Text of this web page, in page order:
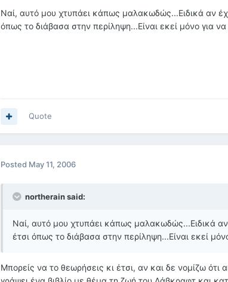
Ναί, αυτό μου χτυπάει κάπως μαλακωδώς...Ειδικά αν
όπως το διάβασα στην περίληψη...Είναι εκεί μόνο για να
Quote
Posted May 11, 2006
northerain said:
Ναί, αυτό μου χτυπάει κάπως μαλακωδώς...Ειδικά
έτσι όπως το διάβασα στην περίληψη...Είναι εκεί
Μπορείς να το θεωρήσεις κι έτσι, αν και δε νομίζω